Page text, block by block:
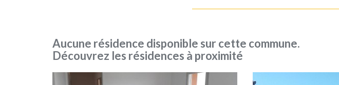
Aucune résidence disponible sur cette commune.
Découvrez les résidences à proximité